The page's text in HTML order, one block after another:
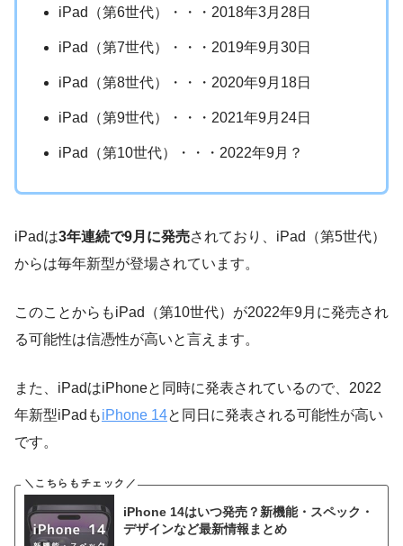
iPad（第6世代）・・・2018年3月28日
iPad（第7世代）・・・2019年9月30日
iPad（第8世代）・・・2020年9月18日
iPad（第9世代）・・・2021年9月24日
iPad（第10世代）・・・2022年9月？
iPadは3年連続で9月に発売されており、iPad（第5世代）
からは毎年新型が登場されています。
このことからもiPad（第10世代）が2022年9月に発売され
る可能性は信憑性が高いと言えます。
また、iPadはiPhoneと同時に発表されているので、2022
年新型iPadもiPhone 14と同日に発表される可能性が高い
です。
iPhone 14はいつ発売？新機能・スペック・
デザインなど最新情報まとめ